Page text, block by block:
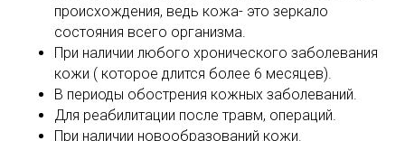
происхождения, ведь кожа- это зеркало
состояния всего организма.
При наличии любого хронического заболевания
кожи ( которое длится более 6 месяцев).
В периоды обострения кожных заболеваний.
Для реабилитации после травм, операций.
При наличии новообразований кожи.